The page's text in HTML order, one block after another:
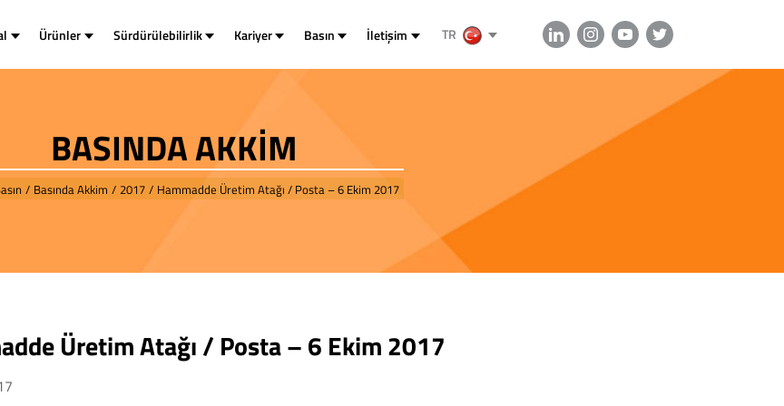
Ürünler Sürdürülebilirlik Kariyer Basın İletişim TR
BASINDA AKKİM
/ Basında Akkim / 2017 / Hammadde Üretim Atağı / Posta – 6 Ekim 2017
Üretim Atağı / Posta – 6 Ekim 2017